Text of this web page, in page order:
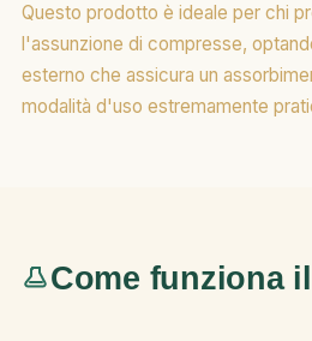
Questo prodotto è ideale per chi
l'assunzione di compresse,
esterno che assicura un
modalità d'uso estremamente
Come funziona